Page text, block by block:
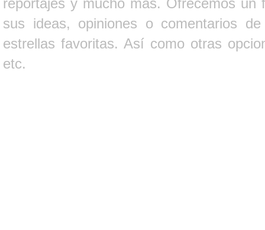
sus ideas, opiniones o comentarios
estrellas favoritas. Así como otras
etc.